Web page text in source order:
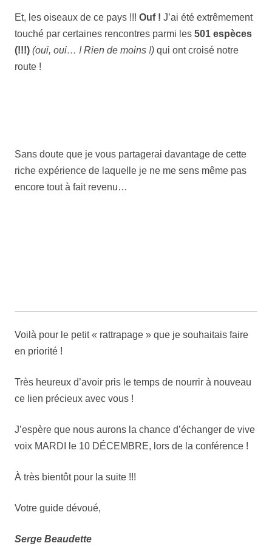
Et, les oiseaux de ce pays !!! Ouf ! J’ai été extrêmement
touché par certaines rencontres parmi les 501 espèces
(!!!) (oui, oui… ! Rien de moins !) qui ont croisé notre
route !
Sans doute que je vous partagerai davantage de cette
riche expérience de laquelle je ne me sens même pas
encore tout à fait revenu…
Voilà pour le petit « rattrapage » que je souhaitais faire
en priorité !
Très heureux d’avoir pris le temps de nourrir à nouveau
ce lien précieux avec vous !
J’espère que nous aurons la chance d’échanger de vive
voix MARDI le 10 DÉCEMBRE, lors de la conférence !
À très bientôt pour la suite !!!
Votre guide dévoué,
Serge Beaudette